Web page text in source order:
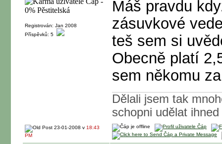
Registrován: Jan 2008
Příspěvků: 5
Máš pravdu
zásuvkové
teš sem si
Obecně platí
sem někomu
Dělali jsem tak
schopni udělat
23-01-2008 v 18:43
PM